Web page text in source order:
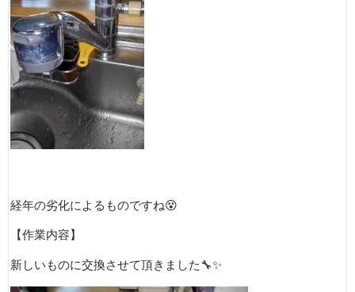
経年の劣化によるものですね😵
【作業内容】
新しいものに交換させて頂きました🔧✨